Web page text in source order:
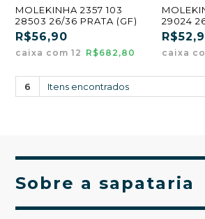
MOLEKINHA 2357 103
28503 26/36 PRATA (GF)
R$56,90
caixa com 12 R$682,80
29024
caixa
6 Itens encontrados
Sobre a sapataria